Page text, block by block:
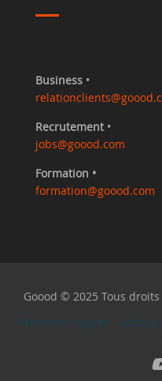
Business •
Recrutement •
jobs@goood.com
Formation •
formation@goood.com
Goood © 2025 Tous
Mentions légales -